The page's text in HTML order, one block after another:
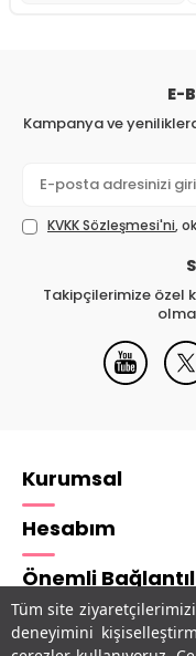
Tüm site
deneyimini
E-
Kampanya ve
KVKK Sözleşmesi'ni,
Takipçilerimize özel
Kurumsal
Hesabım
Önemli
Adres & İletişim